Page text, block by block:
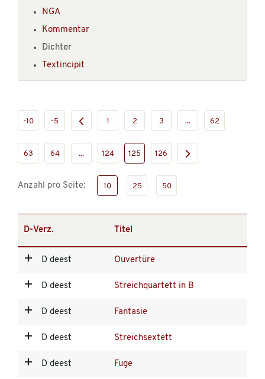
NGA
Kommentar
Dichter
Textincipit
-10 -5 1 2 3 ... 62
63 64 ... 124 125 126
Anzahl pro Seite: 10 25 50
D-Verz. Titel
D deest Ouvertüre
D deest Streichquartett in B
D deest Fantasie
D deest Streichsextett
D deest Fuge